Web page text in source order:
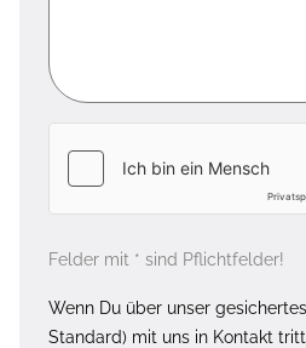
Felder mit * sind Pflichtfelder!
Wenn Du über unser
Standard) mit uns in Kontakt